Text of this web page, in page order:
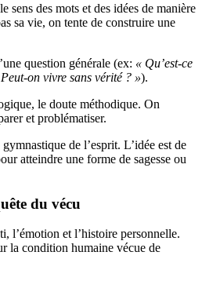
sens des mots et des idées de manière
sa vie, on tente de construire une
question générale (ex: « Qu’est-ce
on vivre sans vérité ? »).
le doute méthodique. On
et problématiser.
gymnastique de l’esprit. L’idée est de
atteindre une forme de sagesse ou
du vécu
l’émotion et l’histoire personnelle.
la condition humaine vécue de